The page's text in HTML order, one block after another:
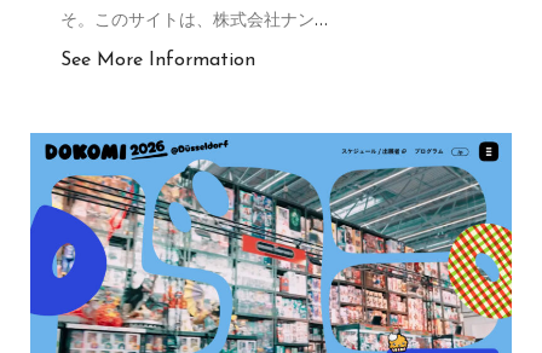
そ。このサイトは、株式会社ナン…
See More Information